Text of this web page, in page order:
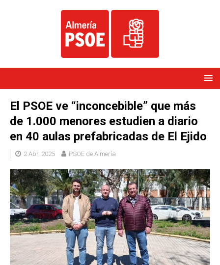
El PSOE ve “inconcebible” que más
de 1.000 menores estudien a diario
en 40 aulas prefabricadas de El Ejido
2 Abr, 2025 PSOE de Almería